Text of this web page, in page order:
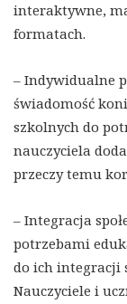
interaktywne,
formatach.
– Indywidualne
świadomość
szkolnych do
nauczyciela
przeczy temu
– Integracja
potrzebami
do ich integracji
Nauczyciele i